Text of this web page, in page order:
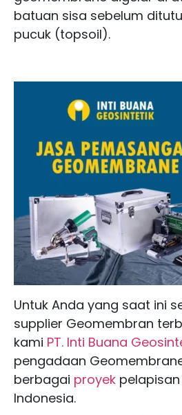
batuan sisa sebelum
pucuk (topsoil).
Untuk Anda yang saat ini
supplier Geomembran
kami PT. Inti Buana
pengadaan
berbagai proyek
Indonesia.